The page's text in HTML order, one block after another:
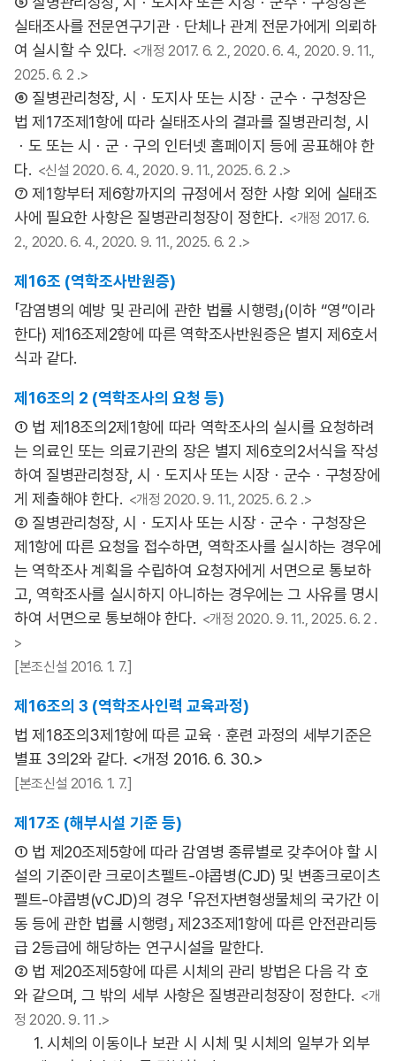
실태조사를 전문연구기관ㆍ단체나 관계 전문가에게 의뢰하
여 실시할 수 있다. <개정 2017. 6. 2., 2020. 6. 4., 2020. 9. 11.,
2025. 6. 2 .>
⑥ 질병관리청장, 시ㆍ도지사 또는 시장ㆍ군수ㆍ구청장은
법 제17조제1항에 따라 실태조사의 결과를 질병관리청, 시
ㆍ도 또는 시ㆍ군ㆍ구의 인터넷 홈페이지 등에 공표해야 한
다. <신설 2020. 6. 4., 2020. 9. 11., 2025. 6. 2 .>
⑦ 제1항부터 제6항까지의 규정에서 정한 사항 외에 실태조
사에 필요한 사항은 질병관리청장이 정한다. <개정 2017. 6.
2., 2020. 6. 4., 2020. 9. 11., 2025. 6. 2 .>
제16조 (역학조사반원증)
「감염병의 예방 및 관리에 관한 법률 시행령」(이하 “영”이라
한다) 제16조제2항에 따른 역학조사반원증은 별지 제6호서
식과 같다.
제16조의 2 (역학조사의 요청 등)
① 법 제18조의2제1항에 따라 역학조사의 실시를 요청하려
는 의료인 또는 의료기관의 장은 별지 제6호의2서식을 작성
하여 질병관리청장, 시ㆍ도지사 또는 시장ㆍ군수ㆍ구청장에
게 제출해야 한다. <개정 2020. 9. 11., 2025. 6. 2 .>
② 질병관리청장, 시ㆍ도지사 또는 시장ㆍ군수ㆍ구청장은
제1항에 따른 요청을 접수하면, 역학조사를 실시하는 경우에
는 역학조사 계획을 수립하여 요청자에게 서면으로 통보하
고, 역학조사를 실시하지 아니하는 경우에는 그 사유를 명시
하여 서면으로 통보해야 한다. <개정 2020. 9. 11., 2025. 6. 2 .
>
[본조신설 2016. 1. 7.]
제16조의 3 (역학조사인력 교육과정)
법 제18조의3제1항에 따른 교육ㆍ훈련 과정의 세부기준은
별표 3의2와 같다. <개정 2016. 6. 30.>
[본조신설 2016. 1. 7.]
제17조 (해부시설 기준 등)
① 법 제20조제5항에 따라 감염병 종류별로 갖추어야 할 시
설의 기준이란 크로이츠펠트-야콥병(CJD) 및 변종크로이츠
펠트-야콥병(vCJD)의 경우 「유전자변형생물체의 국가간 이
동 등에 관한 법률 시행령」 제23조제1항에 따른 안전관리등
급 2등급에 해당하는 연구시설을 말한다.
② 법 제20조제5항에 따른 시체의 관리 방법은 다음 각 호
와 같으며, 그 밖의 세부 사항은 질병관리청장이 정한다. <개
정 2020. 9. 11 .>
1. 시체의 이동이나 보관 시 시체 및 시체의 일부가 외부